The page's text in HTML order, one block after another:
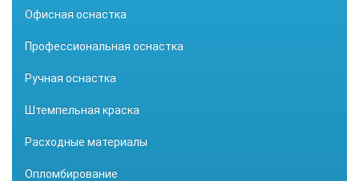
Офисная оснастка
Профессиональная оснастка
Ручная оснастка
Штемпельная краска
Расходные материалы
Опломбирование